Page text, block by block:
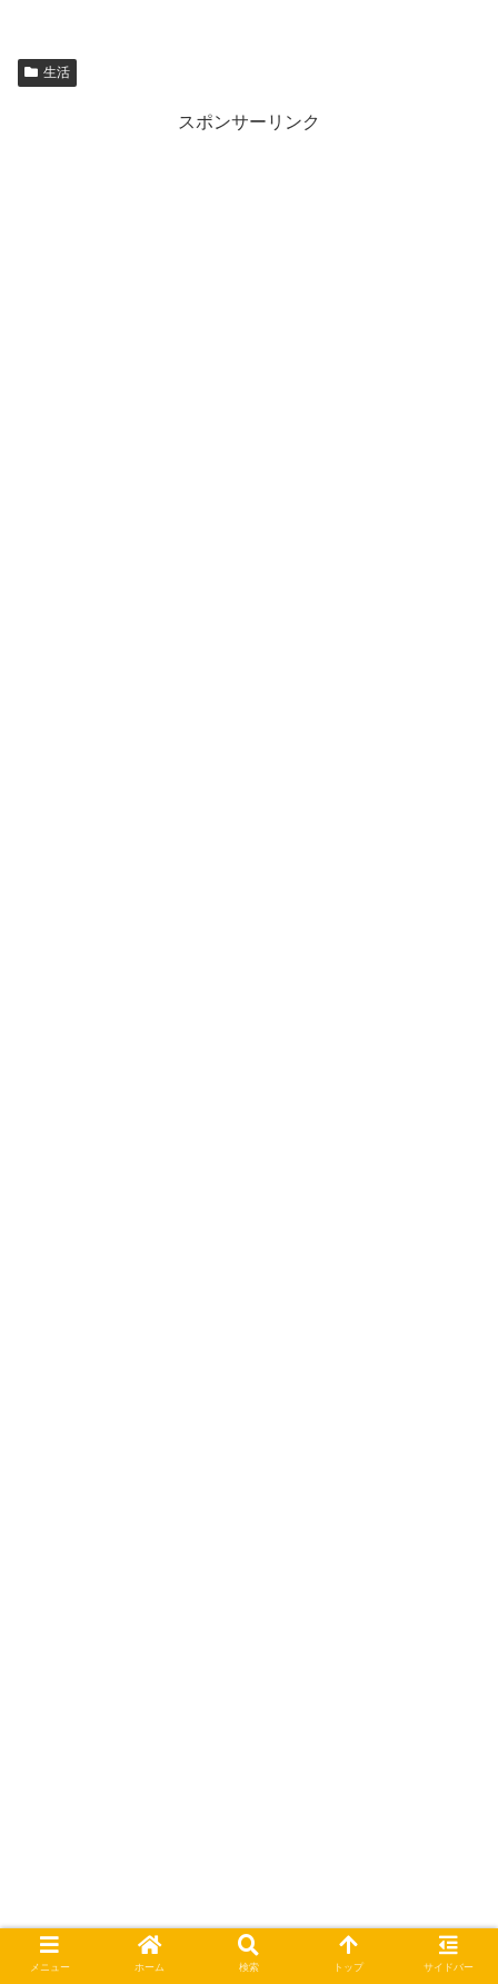
生活
スポンサーリンク
メニュー ホーム 検索 トップ サイドバー